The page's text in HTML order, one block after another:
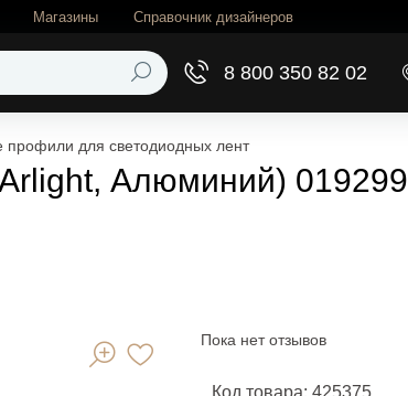
Магазины Справочник дизайнеров
8 800 350 82 02
для светодиодных лент
Алюминий) 019299
Пока нет отзывов
Код товара: 425375